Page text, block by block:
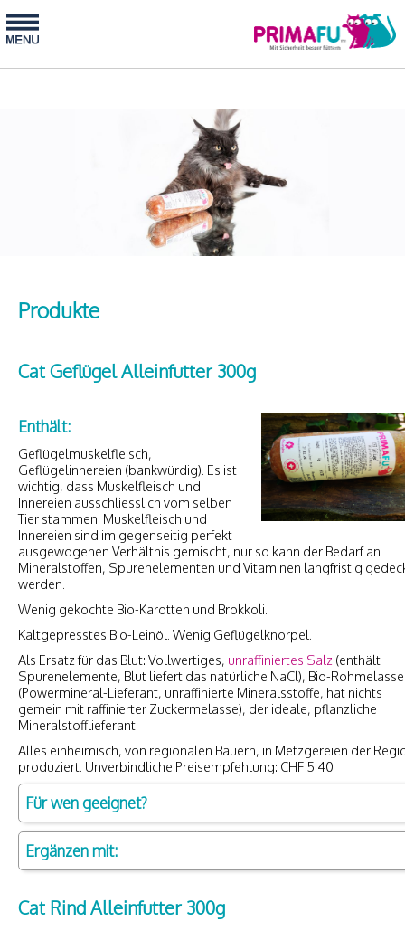
Produkte
Cat Geflügel Alleinfutter 300g
Enthält:
Geflügelmuskelfleisch,
Geflügelinnereien (bankwürdig). Es ist
wichtig, dass Muskelfleisch und
Innereien ausschliesslich vom selben
Tier stammen. Muskelfleisch und
Innereien sind im gegenseitig perfekt
ausgewogenen Verhältnis gemischt, nur so kann der Bedarf an
Mineralstoffen, Spurenelementen und Vitaminen langfristig
werden.
Wenig gekochte Bio-Karotten und Brokkoli.
Kaltgepresstes Bio-Leinöl. Wenig Geflügelknorpel.
Als Ersatz für das Blut: Vollwertiges, unraffiniertes Salz (enthält
Spurenelemente, Blut liefert das natürliche NaCl), Bio-Rohmelasse
(Powermineral-Lieferant, unraffinierte Mineralsstoffe, hat nichts
gemein mit raffinierter Zuckermelasse), der ideale, pflanzliche
Mineralstofflieferant.
Alles einheimisch, von regionalen Bauern, in Metzgereien der
produziert. Unverbindliche Preisempfehlung: CHF 5.40
Für wen geeignet?
Ergänzen mit:
Cat Rind Alleinfutter 300g